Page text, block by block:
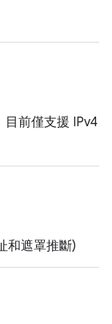
目前僅支援 IPv4
和遮罩推斷)